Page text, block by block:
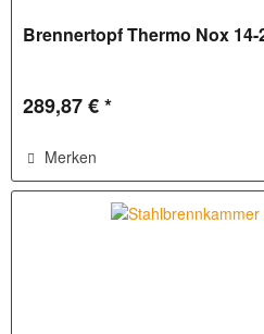
Brennertopf Thermo Nox
289,87 € *
Merken